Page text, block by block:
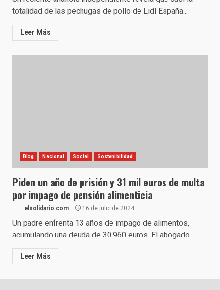
totalidad de las pechugas de pollo de Lidl España...
Leer Más
Blog Nacional Social Sostenibilidad
Piden un año de prisión y 31 mil euros de multa
por impago de pensión alimenticia
elsolidario.com 16 de julio de 2024
Un padre enfrenta 13 años de impago de alimentos,
acumulando una deuda de 30.960 euros. El abogado...
Leer Más